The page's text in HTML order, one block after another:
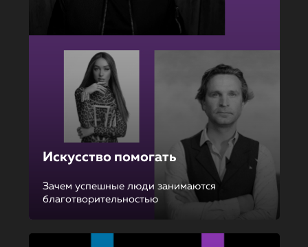
Искусство помогать
Зачем успешные люди занимаются
благотворительностью